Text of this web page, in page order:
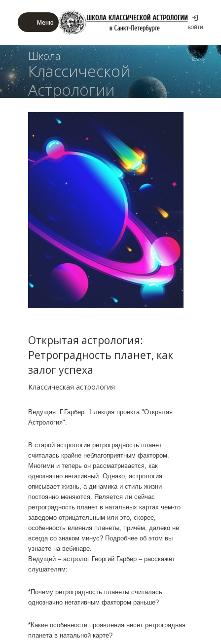
Меню
ВОЙТИ
Школа
Классической
Астрологии
Открытая астрология:
Ретроградность планет, как
залог успеха
Классическая астрология
Ведущая: Г.Гарбер. 1 лекция проекта "Открытая
Астрология".
В старой астрологии ретроградность планет
считалась крайне неблагоприятным фактором.
Многими и теперь он рассматривается, как
однозначно негативный. Однако, астрология
описывает жизнь, а динамика и стиль жизни
постоянно меняются. Является ли сейчас
ретроградность планет в натальных картах чем-то
заведомо отрицательным или это, скорее,
особенность влияния планеты, причём, далеко не
всегда со знаком минус? Подробнее об этом вы
узнаете на вебинаре.
Ведущий – астролог Георгий Гарбер – расскажет
слушателям:
*Почему ретроградность планеты считалась
однозначно негативным фактором раньше?
*Какие особенности проявления несёт ретроградная
планета в натальной карте?